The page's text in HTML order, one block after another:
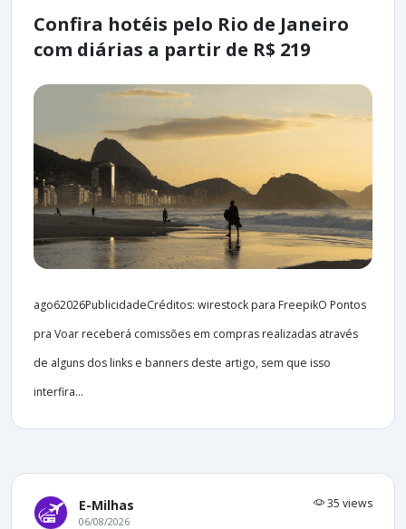
Confira hotéis pelo Rio de Janeiro
com diárias a partir de R$ 219
ago62026PublicidadeCréditos: wirestock para FreepikO Pontos
pra Voar receberá comissões em compras realizadas através
de alguns dos links e banners deste artigo, sem que isso
interfira...
E-Milhas 35 views
06/08/2026